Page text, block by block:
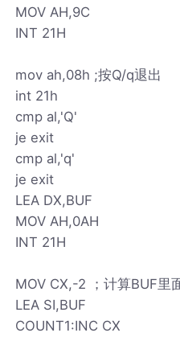
MOV AH,9C
INT 21H
mov ah,08h ;按Q/q退出
int 21h
cmp al,'Q'
je exit
cmp al,'q'
je exit
LEA DX,BUF
MOV AH,0AH
INT 21H
MOV CX,-2 ；计算BUF里
LEA SI,BUF
COUNT1:INC CX